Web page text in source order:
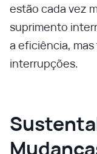
estão cada vez
suprimento
a eficiência,
interrupções.